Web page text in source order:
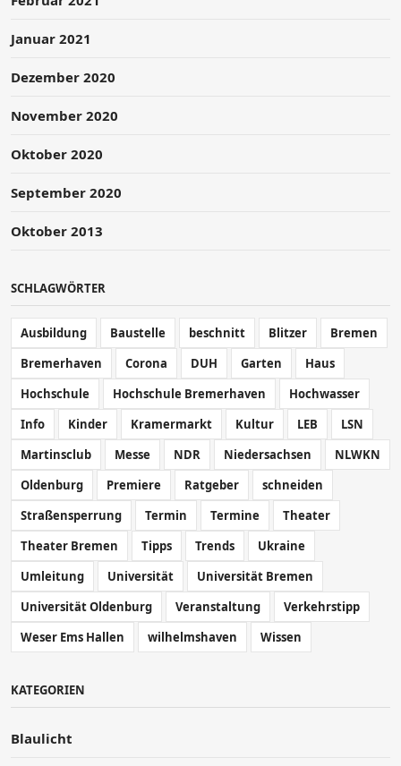
Januar 2021
Dezember 2020
November 2020
Oktober 2020
September 2020
Oktober 2013
SCHLAGWÖRTER
Ausbildung Baustelle beschnitt Blitzer
Bremen
Bremerhaven
Corona DUH Garten
Haus
Hochschule
Hochschule Bremerhaven
Hochwasser
Info
Kinder Kramermarkt Kultur LEB
LSN
Martinsclub
Messe NDR Niedersachsen
NLWKN
Oldenburg
Premiere Ratgeber
schneiden
Straßensperrung
Termin Termine
Theater
Theater Bremen
Tipps Trends
Ukraine
Umleitung
Universität
Universität Bremen
Universität Oldenburg
Veranstaltung
Verkehrstipp
Weser Ems Hallen
wilhelmshaven Wissen
KATEGORIEN
Blaulicht